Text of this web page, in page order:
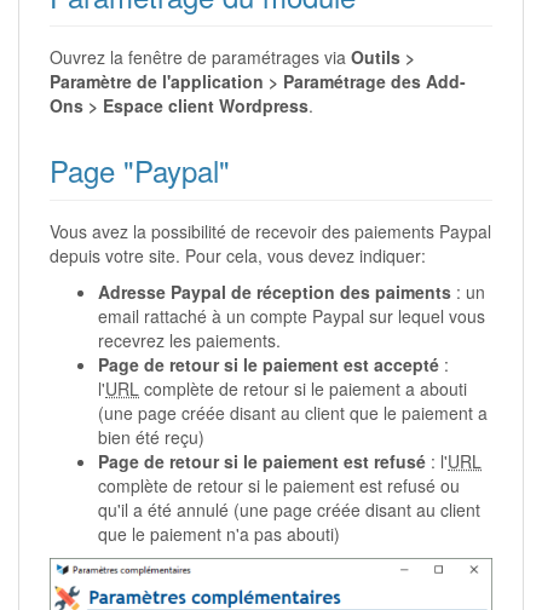
Ouvrez la fenêtre de paramétrages via Outils >
Paramètre de l'application > Paramétrage des Add-
Ons > Espace client Wordpress.
Page "Paypal"
Vous avez la possibilité de recevoir des paiements Paypal
depuis votre site. Pour cela, vous devez indiquer:
Adresse Paypal de réception des paiments : un
email rattaché à un compte Paypal sur lequel vous
recevrez les paiements.
Page de retour si le paiement est accepté :
l'URL complète de retour si le paiement a abouti
(une page créée disant au client que le paiement a
bien été reçu)
Page de retour si le paiement est refusé : l'URL
complète de retour si le paiement est refusé ou
qu'il a été annulé (une page créée disant au client
que le paiement n'a pas abouti)